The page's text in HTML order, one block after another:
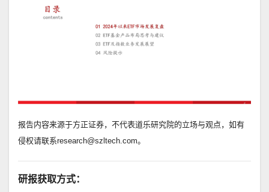
报告内容来源于方正证券，不代表道乐研究院的立场与观点，如有
侵权请联系research@szltech.com。
研报获取方式：